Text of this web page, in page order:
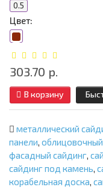
0.5
Цвет:
303.70 р.
В корзину
металлический
панели,
фасадный сайдинг,
сайдинг под камень,
корабельная доска,